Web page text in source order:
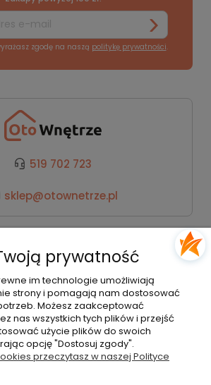
zgodę na naszą politykę prywatności.
519 702 723
sklep@otownetrze.pl
Pomoc
Moje konto
Płatności i dostawa
prywatność
im technologie umożliwiają
strony i pomagają nam dostosować
Możesz zaakceptować
nas wszystkich tych plików i przejść
użycie plików do swoich
opcję "Dostosuj zgody".
przeczytasz w naszej Polityce